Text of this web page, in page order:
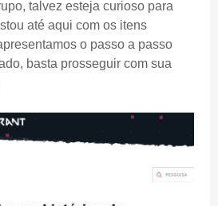
talvez esteja curioso para
até aqui com os itens
o passo a passo
basta prosseguir com sua